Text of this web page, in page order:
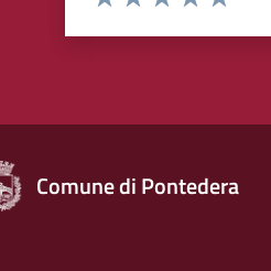
Comune di Pontedera